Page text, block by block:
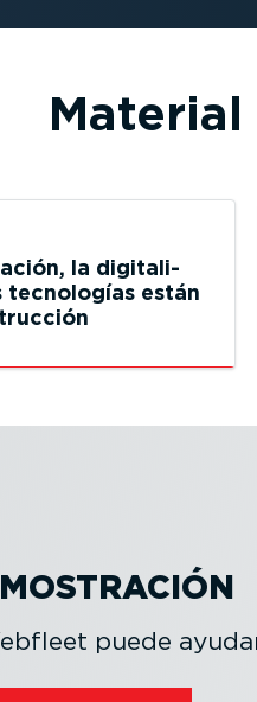
la digita­li­
tecnologías están
puede